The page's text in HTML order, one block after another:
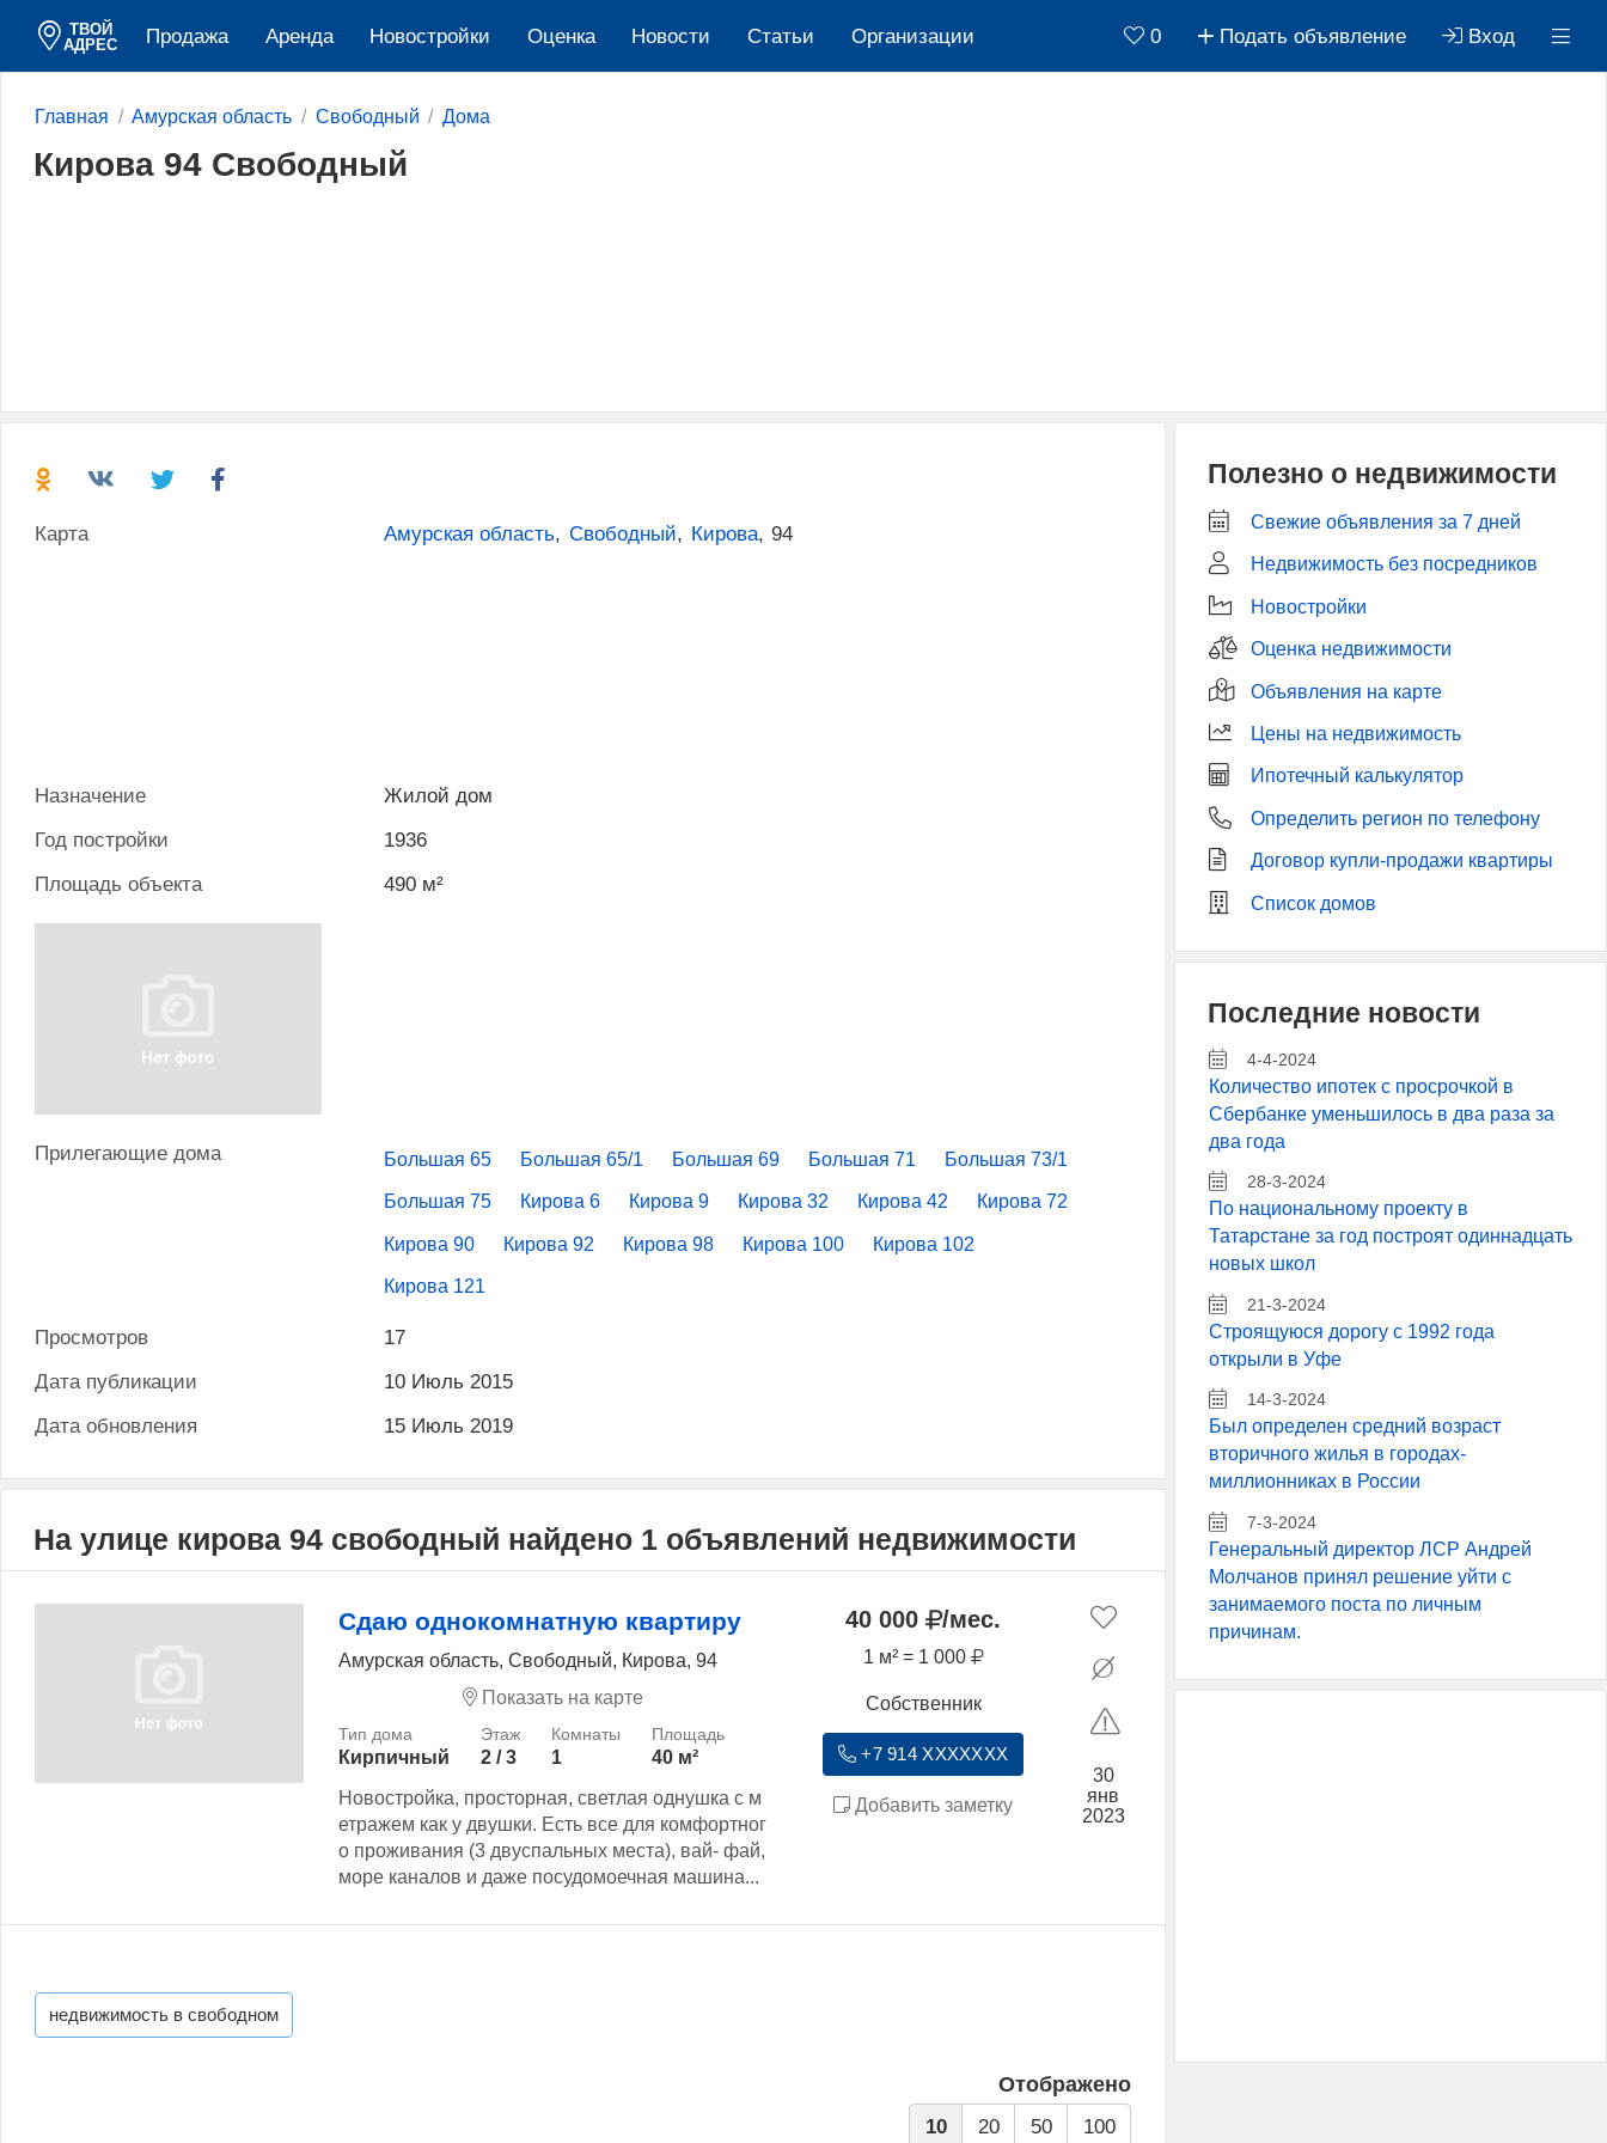
ТВОЙ
АДРЕС
Продажа Аренда Новостройки Оценка Новости Cтатьи Организации 0 Подать объявление Вход
Главная Амурская область Свободный Дома
Кирова 94 Свободный
Карта Амурская область, Свободный, Кирова, 94
Назначение
Жилой дом
Год постройки
1936
Площадь объекта
490 м²
Прилегающие дома Большая 65 Большая 65/1 Большая 69 Большая 71 Большая 73/1
Большая 75 Кирова 6 Кирова 9 Кирова 32 Кирова 42 Кирова 72
Кирова 90 Кирова 92 Кирова 98 Кирова 100 Кирова 102
Кирова 121
Просмотров
17
Дата публикации
10 Июль 2015
Дата обновления
15 Июль 2019
На улице кирова 94 свободный найдено 1 объявлений недвижимости
Сдаю однокомнатную квартиру
Амурская область, Свободный, Кирова, 94
Показать на карте
Кирпичный 2 / 3 1
40 м²
Новостройка, просторная, светлая однушка с м
етражем как у двушки. Есть все для комфортног
о проживания (3 двуспальных места), вай- фай,
море каналов и даже посудомоечная машина...
40 000 /мес.
1 м² = 1 000
Собственник
+7 914 XXXXXXX
Добавить заметку
30
янв
2023
недвижимость в свободном
Отображено
10 20 50 100
Полезно о недвижимости
Свежие объявления за 7 дней
Недвижимость без посредников
Новостройки
Оценка недвижимости
Объявления на карте
Цены на недвижимость
Ипотечный калькулятор
Определить регион по телефону
Договор купли-продажи квартиры
Список домов
Последние новости
4-4-2024
Количество ипотек с просрочкой в
Сбербанке уменьшилось в два раза за
два года
28-3-2024
По национальному проекту в
Татарстане за год построят одиннадцать
новых школ
21-3-2024
Строящуюся дорогу с 1992 года
открыли в Уфе
14-3-2024
Был определен средний возраст
вторичного жилья в городах-
миллионниках в России
7-3-2024
Генеральный директор ЛСР Андрей
Молчанов принял решение уйти с
занимаемого поста по личным
причинам.